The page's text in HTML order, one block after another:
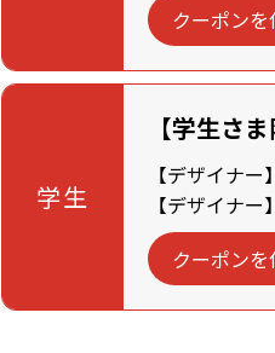
クーポンを
学生
【学生さ
【デザイナ
【デザイナ
クーポンを